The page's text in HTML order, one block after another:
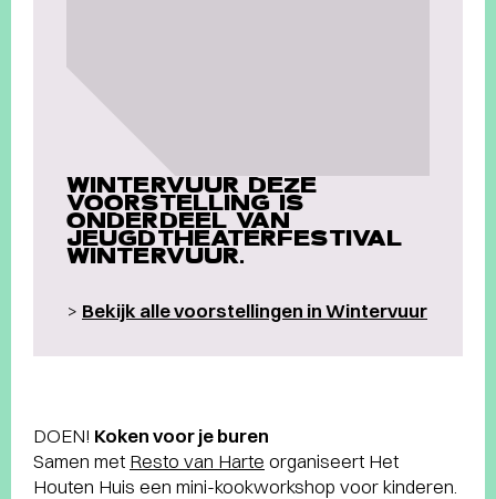
WINTERVUUR DEZE
VOORSTELLING IS
ONDERDEEL VAN
JEUGDTHEATERFESTIVAL
WINTERVUUR.
> Bekijk alle voorstellingen in Wintervuur
DOEN! Koken voor je buren
Samen met Resto van Harte organiseert Het
Houten Huis een mini-kookworkshop voor kinderen.